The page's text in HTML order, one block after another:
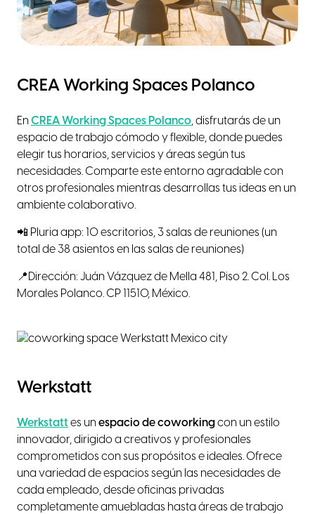
CREA Working Spaces Polanco
EnCREA Working Spaces Polanco, disfrutarás de un
espacio de trabajo cómodo y flexible, donde puedes
elegir tus horarios, servicios y áreas según tus
necesidades. Comparte este entorno agradable con
otros profesionales mientras desarrollas tus ideas en un
ambiente colaborativo.
📲 Pluria app: 10 escritorios, 3 salas de reuniones (un
total de 38 asientos en las salas de reuniones)
📍Dirección: Juán Vázquez de Mella 481, Piso 2. Col. Los
Morales Polanco. CP 11510, México.
Werkstatt
Werkstatt es unespacio de coworkingcon un estilo
innovador, dirigido a creativos y profesionales
comprometidos con sus propósitos e ideales. Ofrece
una variedad de espacios según las necesidades de
cada empleado, desde oficinas privadas
completamente amuebladas hasta áreas de trabajo